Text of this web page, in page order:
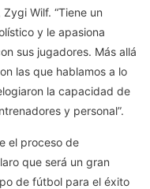
Wilf. “Tiene un
y le apasiona
sus jugadores. Más allá
las que hablamos a lo
la capacidad de
y personal”.
el proceso de
que será un gran
de fútbol para el éxito